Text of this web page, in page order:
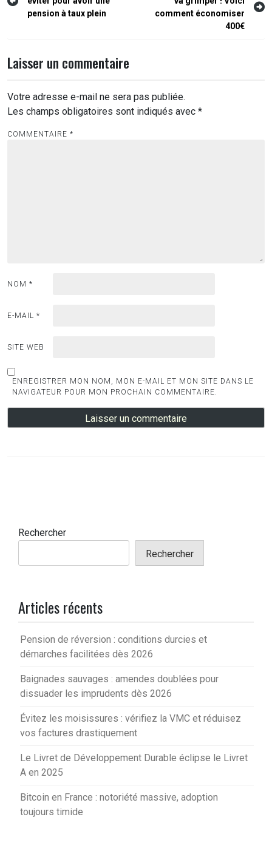
de
pension à taux plein
comment économiser
400€
Laisser un commentaire
Votre adresse e-mail ne sera pas publiée.
Les champs obligatoires sont indiqués avec *
COMMENTAIRE *
NOM *
E-MAIL *
SITE WEB
ENREGISTRER MON NOM, MON E-MAIL ET MON SITE DANS LE
NAVIGATEUR POUR MON PROCHAIN COMMENTAIRE.
Rechercher
Rechercher
Articles récents
Pension de réversion : conditions durcies et
démarches facilitées dès 2026
Baignades sauvages : amendes doublées pour
dissuader les imprudents dès 2026
Évitez les moisissures : vérifiez la VMC et réduisez
vos factures drastiquement
Le Livret de Développement Durable éclipse le Livret
A en 2025
Bitcoin en France : notoriété massive, adoption
toujours timide